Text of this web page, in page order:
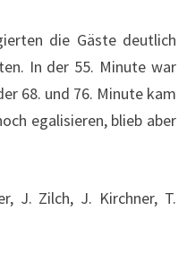
die Gäste deutlich
In der 55. Minute war
68. und 76. Minute kam
egalisieren, blieb aber
J. Zilch, J. Kirchner, T.